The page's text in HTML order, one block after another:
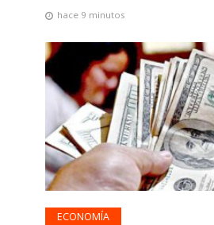
hace 9 minutos
ECONOMÍA